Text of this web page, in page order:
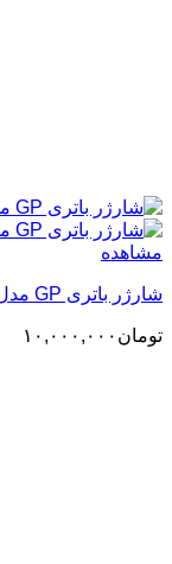
مشاهده
شارژر باتری GP مدل D851_M452
تومان ۱۰,۰۰۰,۰۰۰